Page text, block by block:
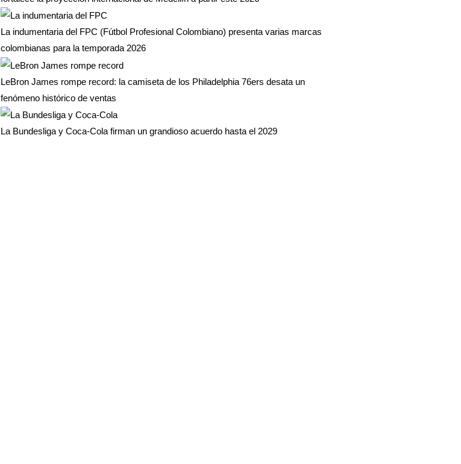
La indumentaria del FPC (Fútbol Profesional Colombiano) presenta varias marcas
colombianas para la temporada 2026
LeBron James rompe record: la camiseta de los Philadelphia 76ers desata un
fenómeno histórico de ventas
La Bundesliga y Coca-Cola firman un grandioso acuerdo hasta el 2029